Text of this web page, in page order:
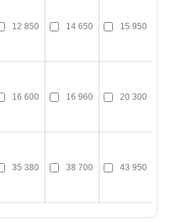
12 850 14 650 15 950
16 600 16 960 20 300
35 380 38 700 43 950